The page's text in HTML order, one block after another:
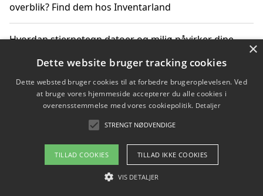
overblik? Find dem hos Inventarland
Hvordan stjernetegn datoer og miljø påvirker dine
Bæredygtige gadgets til en grønnere hverdag
Om / kontakt
Blog Betingelser
×
Dette website bruger tracking cookies
Dette websted bruger cookies til at forbedre brugeroplevelsen. Ved
at bruge vores hjemmeside accepterer du alle cookies i
overensstemmelse med vores cookiepolitik. Detaljer
STRENGT NØDVENDIGE
TILLAD COOKIES TILLAD IKKE COOKIES
VIS DETALJER